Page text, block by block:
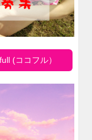
(ココフル）